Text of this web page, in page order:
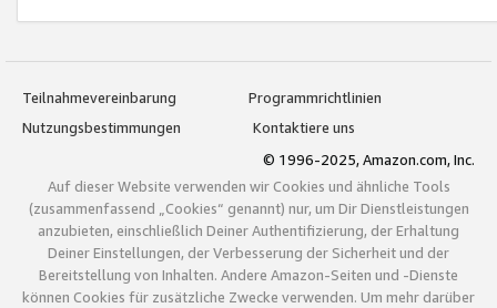
Teilnahmevereinbarung
Programmrichtlinien
Nutzungsbestimmungen
Kontaktiere uns
© 1996-2025, Amazon.com, Inc.
Auf dieser Website verwenden wir Cookies und ähnliche Tools
(zusammenfassend „Cookies“ genannt) nur, um Dir Dienstleistungen
anzubieten, einschließlich Deiner Authentifizierung, der Erhaltung
Deiner Einstellungen, der Verbesserung der Sicherheit und der
Bereitstellung von Inhalten. Andere Amazon-Seiten und -Dienste
können Cookies für zusätzliche Zwecke verwenden. Um mehr darüber